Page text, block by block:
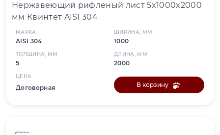
Нержавеющий рифленый лист 5x1000x2000
мм Квинтет AISI 304
МАРКА
AISI 304
ШИРИНА, ММ
1000
ТОЛЩИНА, ММ
5
ДЛИНА, ММ
2000
ЦЕНА
Договорная В корзину